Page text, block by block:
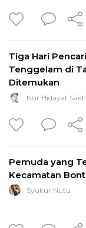
Tiga Hari
Tenggelam di
Ditemukan
Nur Hidayat Said
Pemuda yang
Kecamatan
Syukur Nutu